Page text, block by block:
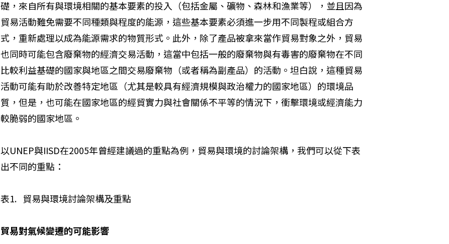
礎，來自所有與環境相關的基本要素的投入（包括金屬、礦物、森林和漁業等），並且因為
貿易活動難免需要不同種類與程度的能源，這些基本要素必須進一步用不同製程或組合方
式，重新處理以成為能源需求的物質形式。此外，除了產品被拿來當作貿易對象之外，貿易
也同時可能包含廢棄物的經濟交易活動，這當中包括一般的廢棄物與有毒害的廢棄物在不同
比較利益基礎的國家與地區之間交易廢棄物（或者稱為副產品）的活動。坦白說，這種貿易
活動可能有助於改善特定地區（尤其是較具有經濟規模與政治權力的國家地區）的環境品
質，但是，也可能在國家地區的經貿實力與社會關係不平等的情況下，衝擊環境或經濟能力
較脆弱的國家地區。
以UNEP與IISD在2005年曾經建議過的重點為例，貿易與環境的討論架構，我們可以從下表
出不同的重點：
表1.   貿易與環境討論架構及重點
貿易對氣候變遷的可能影響